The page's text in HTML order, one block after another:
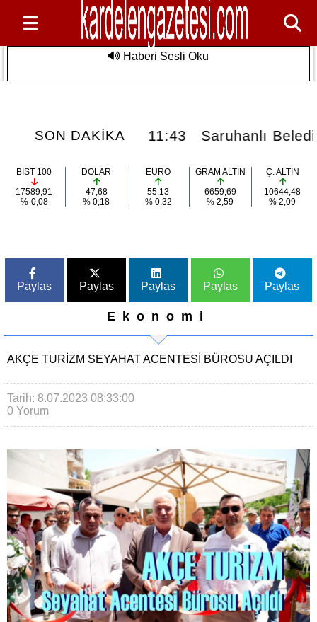
Haberi Sesli Oku
SON DAKİKA
11:43 Saruhanlı Belediyesi'nden
BIST 100
17589,91
%-0,08
DOLAR
47,68
% 0,18
EURO
55,13
% 0,32
GRAM ALTIN
6659,69
% 2,59
Ç. ALTIN
10644,48
% 2,09
Paylas Paylas Paylas Paylas Paylas
Ekonomi
AKÇE TURIZM SEYAHAT ACENTESI BÜROSU AÇILDI
Tarih: 8.07.2023 08:33:00
0 Yorum